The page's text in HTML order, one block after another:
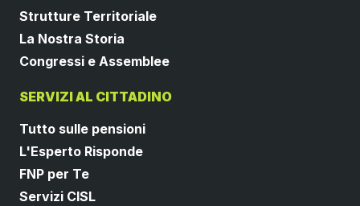
Strutture Territoriale
La Nostra Storia
Congressi e Assemblee
SERVIZI AL CITTADINO
Tutto sulle pensioni
L'Esperto Risponde
FNP per Te
Servizi CISL